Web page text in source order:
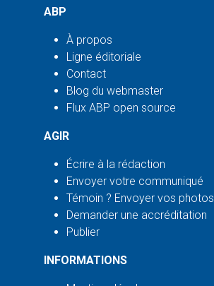
ABP
À propos
Ligne éditoriale
Contact
Blog du webmaster
Flux ABP open source
AGIR
Écrire à la rédaction
Envoyer votre communiqué
Témoin ? Envoyer vos photos
Demander une accréditation
Publier
INFORMATIONS